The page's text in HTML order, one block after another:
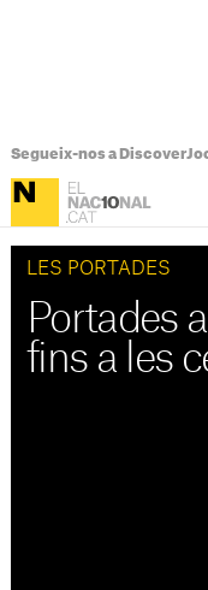
Segueix-nos a Discover
LES PORTADES
Portades
fins a les